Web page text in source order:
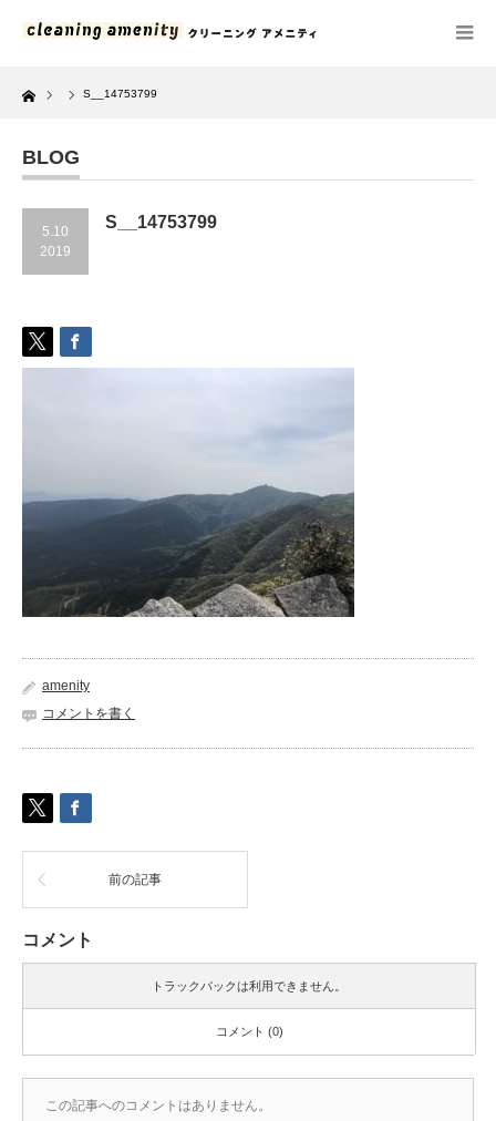
Home S__14753799
BLOG
5.10
2019
S__14753799
amenity
コメントを書く
前の記事
コメント
トラックバックは利用できません。
コメント (0)
この記事へのコメントはありません。